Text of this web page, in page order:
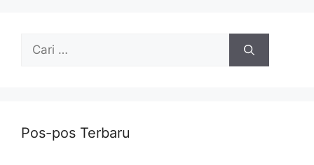
Cari
Pos-pos Terbaru